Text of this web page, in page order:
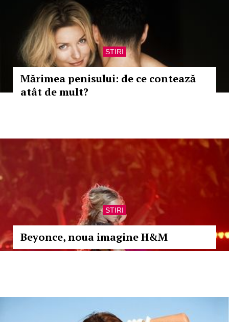
STIRI
Mărimea penisului: de ce contează
atât de mult?
STIRI
Beyonce, noua imagine H&M